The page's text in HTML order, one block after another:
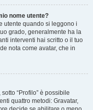
nome utente?
utente quando si leggono i
grado, generalmente ha la
interventi hai scritto o il tuo
nota come avatar, che in
“Profilo” è possibile
quattro metodi: Gravatar,